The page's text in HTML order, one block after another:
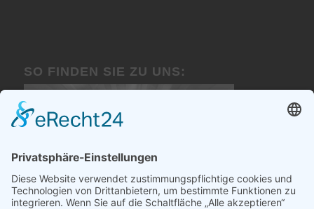
SO FINDEN SIE ZU UNS: